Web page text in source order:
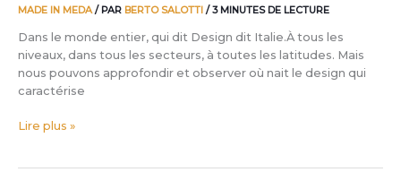
MADE IN MEDA / PAR BERTO SALOTTI /3 MINUTES DE LECTURE
Dans le monde entier, qui dit Design dit Italie.À tous les
niveaux, dans tous les secteurs, à toutes les latitudes. Mais
nous pouvons approfondir et observer où nait le design qui
caractérise
Lire plus »